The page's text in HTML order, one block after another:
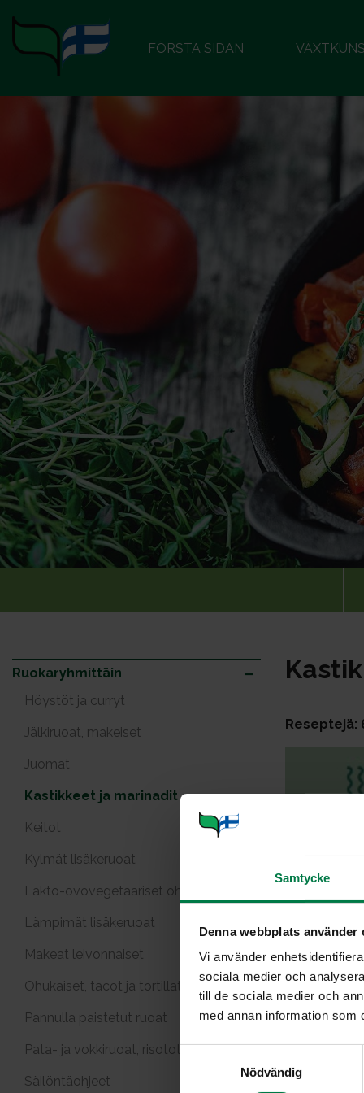
Samtycke
Denna webbplats använder
Vi använder
sociala medier och
till de sociala medier och
med annan information som
S
Nödvändig
FÖRSTA SIDAN
Ruokaryhmittäin
Höystöt ja curryt
Jälkiruoat, makeiset
Juomat
Kastikkeet ja marinadit
Keitot
Kylmät lisäkeruoat
Lakto-ovovegetaariset ohjeet
Lämpimät lisäkeruoat
Makeat leivonnaiset
Ohukaiset, tacot ja tortillat
Pannulla paistetut ruoat
Pata- ja vokkiruoat, risotot
Säilöntäohjeet
Reseptejä: